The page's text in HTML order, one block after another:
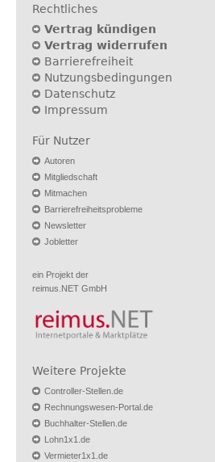
Rechtliches
Vertrag kündigen
Vertrag widerrufen
Barrierefreiheit
Nutzungsbedingungen
Datenschutz
Impressum
Für Nutzer
Autoren
Mitgliedschaft
Mitmachen
Barrierefreiheitsprobleme
Newsletter
Jobletter
ein Projekt der
reimus.NET GmbH
Weitere Projekte
Controller-Stellen.de
Rechnungswesen-Portal.de
Buchhalter-Stellen.de
Lohn1x1.de
Vermieter1x1.de